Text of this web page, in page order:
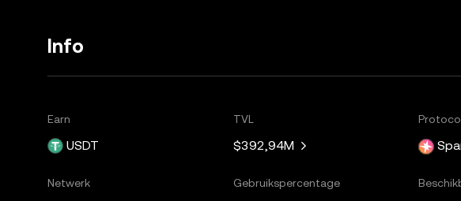
Info
Earn
USDT
TVL
$392,94M
Netwerk Gebruikspercentage